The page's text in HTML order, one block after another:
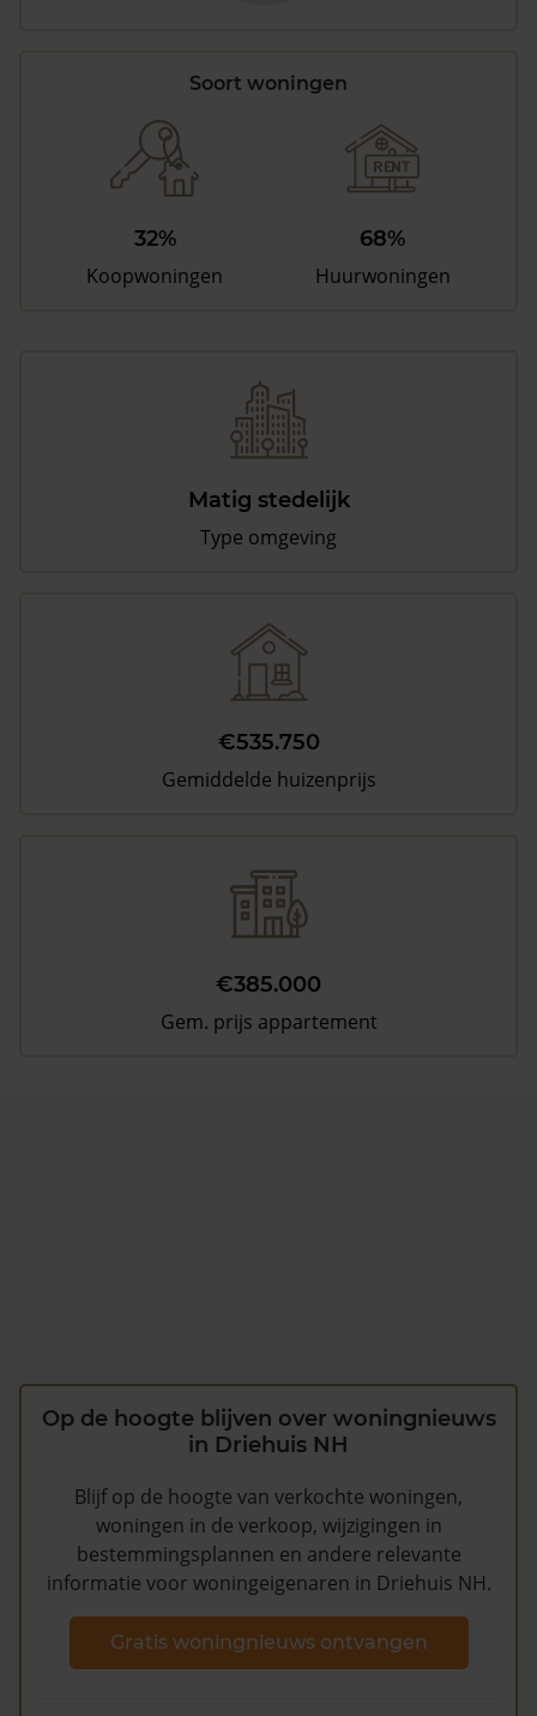
Soort woningen
32%
Koopwoningen
68%
Huurwoningen
Matig stedelijk
Type omgeving
€535.750
Gemiddelde huizenprijs
€385.000
Gem. prijs appartement
Op de hoogte blijven over woningnieuws
in Driehuis NH
Blijf op de hoogte van verkochte woningen,
woningen in de verkoop, wijzigingen in
bestemmingsplannen en andere relevante
informatie voor woningeigenaren in Driehuis NH.
Gratis woningnieuws ontvangen